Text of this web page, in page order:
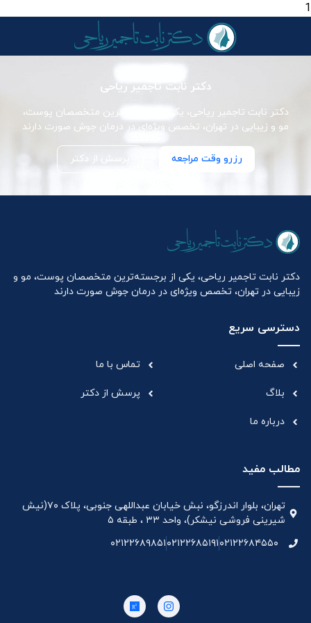
1
دکتر نابت تاجمیر ریاحی
دکتر نابت تاجمیر ریاحی، یکی از برجسته‌ترین متخصصان پوست،
مو و زیبایی در تهران، تخصص ویژه‌ای در درمان جوش صورت دارند
رزرو وقت مراجعه پرسش از دکتر
دکتر نابت تاجمیر ریاحی، یکی از برجسته‌ترین متخصصان پوست، مو و
زیبایی در تهران، تخصص ویژه‌ای در درمان جوش صورت دارند
دسترسی سریع
صفحه اصلی
بلاگ
درباره ما
تماس با ما
پرسش از دکتر
مطالب مفید
تهران، بلوار اندرزگو، نبش خیابان عبداللهی جنوبی، پلاک ۷۰(نیش
شیرینی فروشی نیشکر)، واحد ۳۳ ، طبقه ۵
۰۲۱۲۲۶۸۴۵۵۰۰۲۱۲۲۶۸۵۱۹۱۰۲۱۲۲۶۸۹۸۵۱